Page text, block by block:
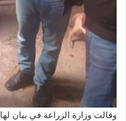
وقالت وزارة الزراعة في بيان